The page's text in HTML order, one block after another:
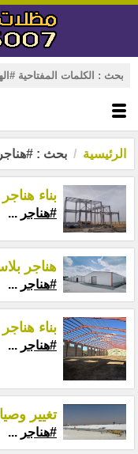
الرئيسية بحث : #هناجر
بناء
#هناجر ...
هناجر
#هناجر ...
بناء
#هناجر ...
تغيير
#هناجر ...